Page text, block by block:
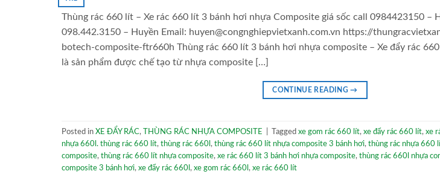
Thùng rác 660 lít – Xe rác 660 lít 3 bánh hơi nhựa Composite giá sốc call 0984423150 –
098.442.3150 – Huyền Email: huyen@congnghiepvietxanh.com.vn https://
botech-composite-ftr660h Thùng rác 660 lít 3 bánh hơi nhựa composite – Xe đẩy rác
là sản phẩm được chế tạo từ nhựa composite […]
CONTINUE READING→
Posted in XE ĐẨY RÁC, THÙNG RÁC NHỰA COMPOSITE Tagged xe gom rác 660 lít, xe đẩy rác 660 lít, xe
nhựa 660l. thùng rác 660 lít, thùng rác 660l , thùng rác 660 lít nhựa composite 3 bánh hơi, thùng rác nhựa 660
composite, thùng rác 660 lít nhựa composite, xe rác 660 lít 3 bánh hơi nhựa composite, thùng rác 660l nhựa
composite 3 bánh hơi, xe đẩy rác 660l , xe gom rác 660l , xe rác 660 lít